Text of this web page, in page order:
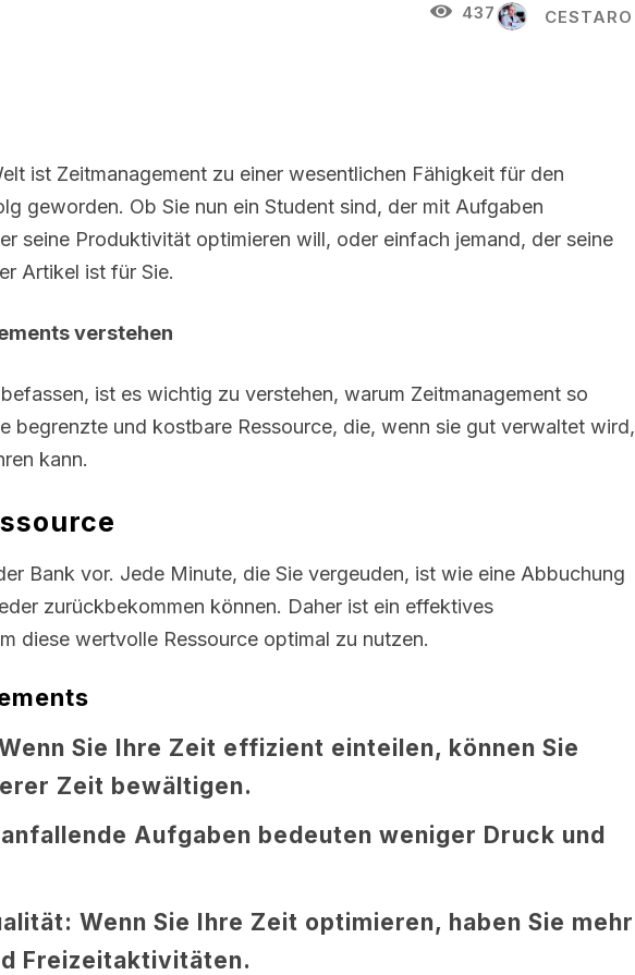
CESTARO
437
ist Zeitmanagement zu einer wesentlichen Fähigkeit für den
geworden. Ob Sie nun ein Student sind, der mit Aufgaben
seine Produktivität optimieren will, oder einfach jemand, der seine
Artikel ist für Sie.
verstehen
ist es wichtig zu verstehen, warum Zeitmanagement so
begrenzte und kostbare Ressource, die, wenn sie gut verwaltet wird,
kann.
Bank vor. Jede Minute, die Sie vergeuden, ist wie eine Abbuchung
zurückbekommen können. Daher ist ein effektives
diese wertvolle Ressource optimal zu nutzen.
Sie Ihre Zeit effizient einteilen, können Sie
Zeit bewältigen.
Aufgaben bedeuten weniger Druck und
Wenn Sie Ihre Zeit optimieren, haben Sie mehr
Freizeitaktivitäten.